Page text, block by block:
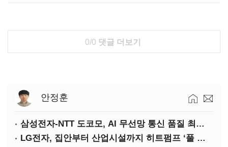
0/0 댓글 더보기
안정훈
삼성전자-NTT 도코모, AI 무선망 통신 품질 최적화 기술 검증
LG전자, 집안부터 산업시설까지 히트펌프 ‘풀 라인업’ 강화